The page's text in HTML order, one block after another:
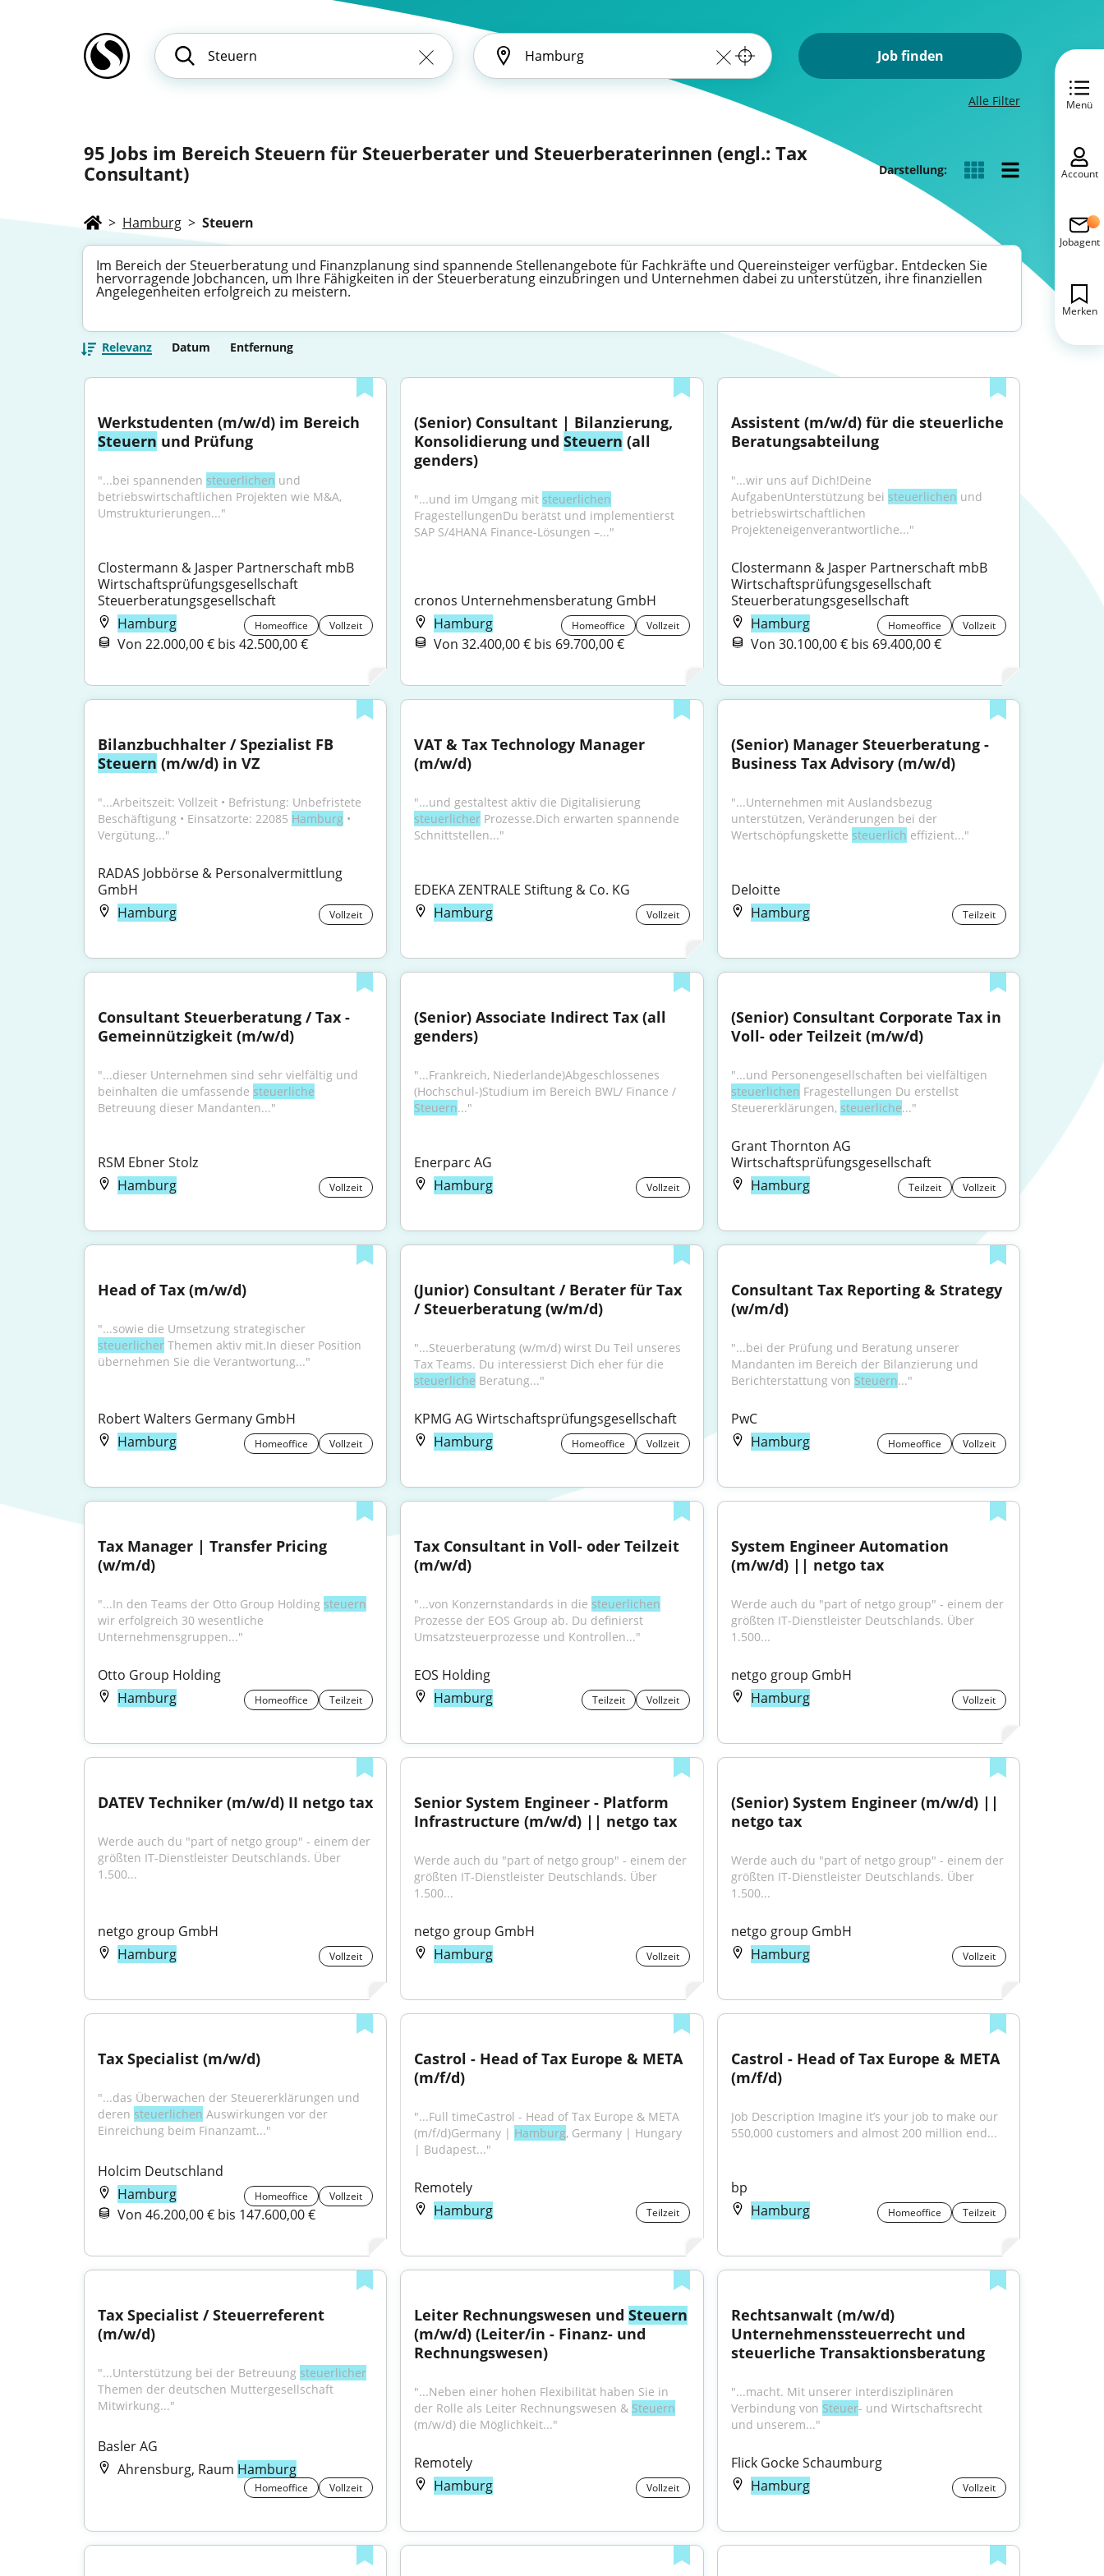
Job finden
Alle Filter
95 Jobs im Bereich Steuern für Steuerberater und Steuerberaterinnen (engl.: Tax
Consultant)
Darstellung:
> Hamburg > Steuern
Im Bereich der Steuerberatung und Finanzplanung sind spannende Stellenangebote für Fachkräfte und Quereinsteiger verfügbar. Entdecken Sie
hervorragende Jobchancen, um Ihre Fähigkeiten in der Steuerberatung einzubringen und Unternehmen dabei zu unterstützen, ihre finanziellen
Angelegenheiten erfolgreich zu meistern.
Relevanz Datum Entfernung
Steuern und Prüfung
"...bei spannenden steuerlichen und
betriebswirtschaftlichen Projekten wie M&A,
Umstrukturierungen..."
Clostermann & Jasper Partnerschaft mbB
Wirtschaftsprüfungsgesellschaft
Steuerberatungsgesellschaft
Hamburg
Homeoffice Vollzeit
Von 22.000,00 € bis 42.500,00 €
(Senior) Consultant | Bilanzierung,
Konsolidierung und Steuern (all
genders)
"...und im Umgang mit steuerlichen
FragestellungenDu berätst und implementierst
SAP S/4HANA Finance-Lösungen –..."
cronos Unternehmensberatung GmbH
Hamburg
Homeoffice Vollzeit
Von 32.400,00 € bis 69.700,00 €
Assistent (m/w/d) für die steuerliche
Beratungsabteilung
"...wir uns auf Dich!Deine
AufgabenUnterstützung bei steuerlichen und
betriebswirtschaftlichen
Projekteneigenverantwortliche..."
Clostermann & Jasper Partnerschaft mbB
Wirtschaftsprüfungsgesellschaft
Steuerberatungsgesellschaft
Hamburg
Homeoffice Vollzeit
Von 30.100,00 € bis 69.400,00 €
Steuern (m/w/d) in VZ
"...Arbeitszeit: Vollzeit • Befristung: Unbefristete
Beschäftigung • Einsatzorte: 22085 Hamburg •
Vergütung..."
RADAS Jobbörse & Personalvermittlung
GmbH
Hamburg
Vollzeit
VAT & Tax Technology Manager
(m/w/d)
steuerlicher Prozesse.Dich erwarten spannende
Schnittstellen..."
EDEKA ZENTRALE Stiftung & Co. KG
Hamburg
Vollzeit
(Senior) Manager Steuerberatung -
Business Tax Advisory (m/w/d)
"...Unternehmen mit Auslandsbezug
unterstützen, Veränderungen bei der
Wertschöpfungskette steuerlich effizient..."
Deloitte
Hamburg
Teilzeit
Consultant Steuerberatung / Tax -
Gemeinnützigkeit (m/w/d)
"...dieser Unternehmen sind sehr vielfältig und
beinhalten die umfassende steuerliche
Betreuung dieser Mandanten..."
RSM Ebner Stolz
Hamburg
Vollzeit
(Senior) Associate Indirect Tax (all
genders)
"...Frankreich, Niederlande)Abgeschlossenes
Steuern..."
Enerparc AG
Hamburg
Vollzeit
(Senior) Consultant Corporate Tax in
Voll- oder Teilzeit (m/w/d)
steuerlichen Fragestellungen Du erstellst
Steuererklärungen, steuerliche..."
Grant Thornton AG
Wirtschaftsprüfungsgesellschaft
Hamburg
Teilzeit Vollzeit
Head of Tax (m/w/d)
steuerlicher Themen aktiv mit.In dieser Position
übernehmen Sie die Verantwortung..."
Robert Walters Germany GmbH
Hamburg
Homeoffice Vollzeit
(Junior) Consultant / Berater für Tax
/ Steuerberatung (w/m/d)
"...Steuerberatung (w/m/d) wirst Du Teil unseres
steuerliche Beratung..."
KPMG AG Wirtschaftsprüfungsgesellschaft
Hamburg
Homeoffice Vollzeit
Consultant Tax Reporting & Strategy
(w/m/d)
"...bei der Prüfung und Beratung unserer
Mandanten im Bereich der Bilanzierung und
Berichterstattung von Steuern..."
PwC
Hamburg
Homeoffice Vollzeit
Tax Manager | Transfer Pricing
(w/m/d)
"...In den Teams der Otto Group Holding steuern
wir erfolgreich 30 wesentliche
Unternehmensgruppen..."
Otto Group Holding
Hamburg
Homeoffice Teilzeit
Tax Consultant in Voll- oder Teilzeit
(m/w/d)
"...von Konzernstandards in die steuerlichen
Prozesse der EOS Group ab. Du definierst
Umsatzsteuerprozesse und Kontrollen..."
EOS Holding
Hamburg
Teilzeit Vollzeit
System Engineer Automation
(m/w/d) || netgo tax
Werde auch du "part of netgo group" - einem der
größten IT-Dienstleister Deutschlands. Über
1.500...
netgo group GmbH
Hamburg
Vollzeit
DATEV Techniker (m/w/d) II netgo tax
Werde auch du "part of netgo group" - einem der
größten IT-Dienstleister Deutschlands. Über
1.500...
netgo group GmbH
Hamburg
Vollzeit
Senior System Engineer - Platform
Infrastructure (m/w/d) || netgo tax
Werde auch du "part of netgo group" - einem der
größten IT-Dienstleister Deutschlands. Über
1.500...
netgo group GmbH
Hamburg
Vollzeit
(Senior) System Engineer (m/w/d) ||
netgo tax
Werde auch du "part of netgo group" - einem der
größten IT-Dienstleister Deutschlands. Über
1.500...
netgo group GmbH
Hamburg
Vollzeit
Tax Specialist (m/w/d)
"...das Überwachen der Steuererklärungen und
deren steuerlichen Auswirkungen vor der
Einreichung beim Finanzamt..."
Holcim Deutschland
Hamburg
Homeoffice Vollzeit
Von 46.200,00 € bis 147.600,00 €
Castrol - Head of Tax Europe & META
(m/f/d)
"...Full timeCastrol - Head of Tax Europe & META
(m/f/d)Germany | Hamburg, Germany | Hungary
| Budapest..."
Remotely
Hamburg
Teilzeit
Castrol - Head of Tax Europe & META
(m/f/d)
Job Description Imagine it’s your job to make our
550,000 customers and almost 200 million end...
bp
Hamburg
Homeoffice Teilzeit
Tax Specialist / Steuerreferent
(m/w/d)
"...Unterstützung bei der Betreuung steuerlicher
Themen der deutschen Mutter­gesellschaft
Mitwirkung..."
Basler AG
Ahrensburg, Raum Hamburg
Homeoffice Vollzeit
Leiter Rechnungswesen und Steuern
(m/w/d) (Leiter/in - Finanz- und
Rechnungswesen)
"...Neben einer hohen Flexibilität haben Sie in
der Rolle als Leiter Rechnungswesen & Steuern
(m/w/d) die Möglichkeit..."
Remotely
Hamburg
Vollzeit
Rechtsanwalt (m/w/d)
Unternehmenssteuerrecht und
steuerliche Transaktionsberatung
"...macht. Mit unserer interdisziplinären
Verbindung von Steuer- und Wirtschaftsrecht
und unserem..."
Flick Gocke Schaumburg
Hamburg
Vollzeit
Menü
Account
Jobagent
Merken